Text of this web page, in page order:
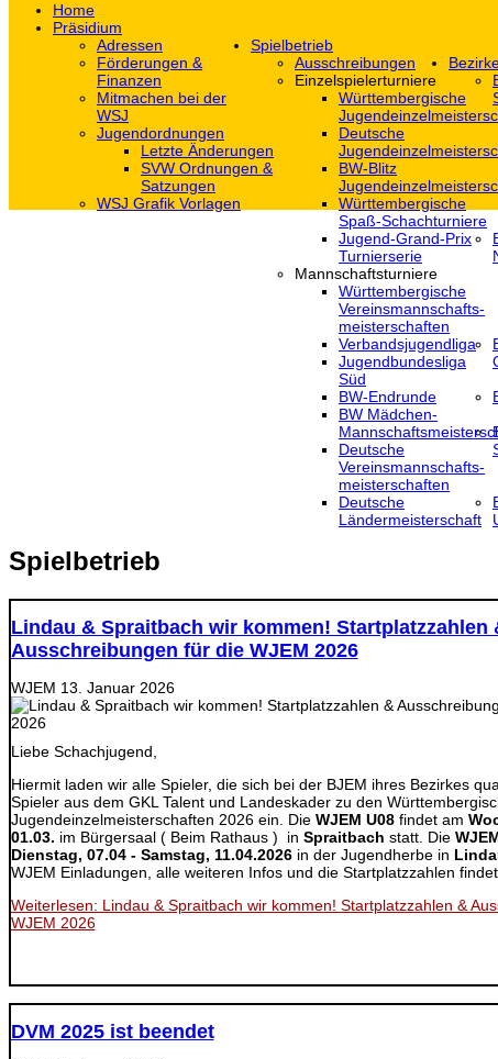
Home
Präsidium
Adressen
Förderungen &
Finanzen
Mitmachen bei der
WSJ
Jugendordnungen
Letzte Änderungen
SVW Ordnungen &
Satzungen
WSJ Grafik Vorlagen
Spielbetrieb
Ausschreibungen
Einzelspielerturniere
Württembergische
Deutsche
BW-Blitz
Württembergische
Spaß-Schachturniere
Jugend-Grand-Prix
Turnierserie
Mannschaftsturniere
Württembergische
Vereinsmannschafts-
meisterschaften
Verbandsjugendliga
Jugendbundesliga
Süd
BW-Endrunde
BW Mädchen-
Deutsche
Vereinsmannschafts-
meisterschaften
Deutsche
Ländermeisterschaft
Spielbetrieb
Lindau & Spraitbach wir kommen! Startplatzzahlen
Ausschreibungen für die WJEM 2026
WJEM 13. Januar 2026
Liebe Schachjugend,
Hiermit laden wir alle Spieler, die sich bei der BJEM ihres Bezirkes
Spieler aus dem GKL Talent und Landeskader zu den
Jugendeinzelmeisterschaften 2026 ein. Die WJEM U08 findet am
01.03. im Bürgersaal ( Beim Rathaus ) in Spraitbach statt. Die
Dienstag, 07.04 - Samstag, 11.04.2026in der Jugendherbe in
WJEM Einladungen, alle weiteren Infos und die Startplatzzahlen
Weiterlesen: Lindau & Spraitbach wir kommen! Startplatzzahlen &
WJEM 2026
DVM 2025 ist beendet